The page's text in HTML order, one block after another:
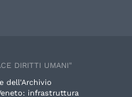
DIRITTI UMANI"
dell'Archivio
infrastruttura